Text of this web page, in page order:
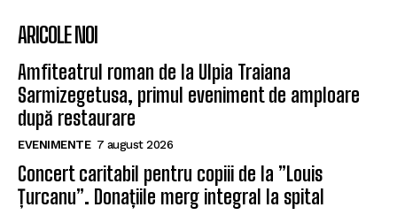
ARICOLE NOI
Amfiteatrul roman de la Ulpia Traiana
Sarmizegetusa, primul eveniment de amploare
după restaurare
EVENIMENTE 7 august 2026
Concert caritabil pentru copiii de la ”Louis
Țurcanu”. Donațiile merg integral la spital